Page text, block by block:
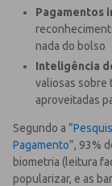
Pagamentos
nada do bolso
Inteligência
valiosas sobre
aproveitadas
Segundo a ”
Pagamento”, 93%
biometria (leitura
popularizar, e as